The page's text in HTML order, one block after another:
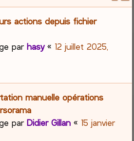
actions depuis fichier
parhasy« 12 juillet 2025,
manuelle opérations
parDidier Gillan « 15 janvier